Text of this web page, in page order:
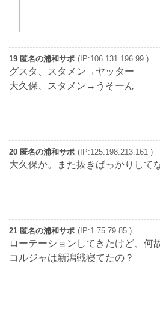
19 匿名の浦和サポ (IP:106.131.196.99 )
グスタ、スタメン→ヤッター
大久保、スタメン→うそーん
20 匿名の浦和サポ (IP:125.198.213.161 )
大久保か。また抜きばっかりして
21 匿名の浦和サポ (IP:1.75.79.85 )
ローテーションしてきたけど、何
コルジャは新潟戦寝てたの？